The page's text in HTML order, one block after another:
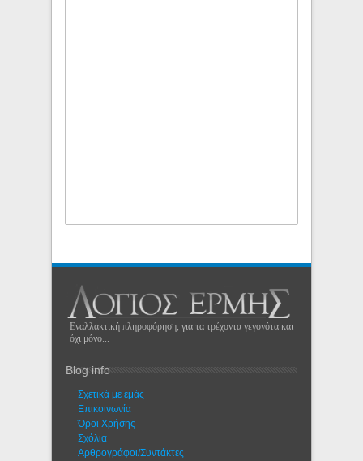
Εναλλακτική πληροφόρηση, για τα τρέχοντα γεγονότα και
όχι μόνο...
Blog info
Σχετικά με εμάς
Eπικοινωνία
Όροι Χρήσης
Σχόλια
Αρθρογράφοι/Συντάκτες